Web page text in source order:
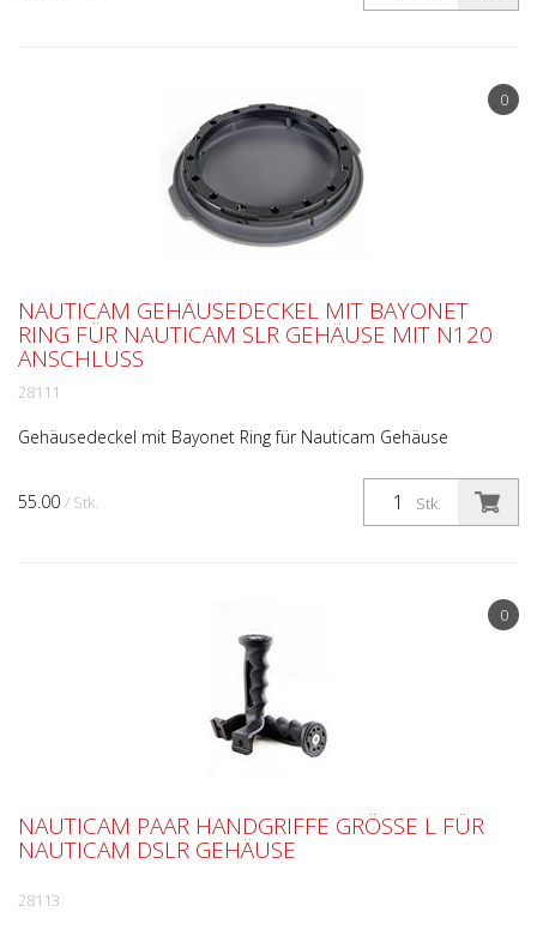
0
55.00 / Stk. Stk.
NAUTICAM GEHÄUSEDECKEL MIT BAYONET
RING FÜR NAUTICAM SLR GEHÄUSE MIT N120
ANSCHLUSS
28111
Gehäusedeckel mit Bayonet Ring für Nauticam Gehäuse
0
NAUTICAM PAAR HANDGRIFFE GRÖSSE L FÜR
NAUTICAM DSLR GEHÄUSE
28113